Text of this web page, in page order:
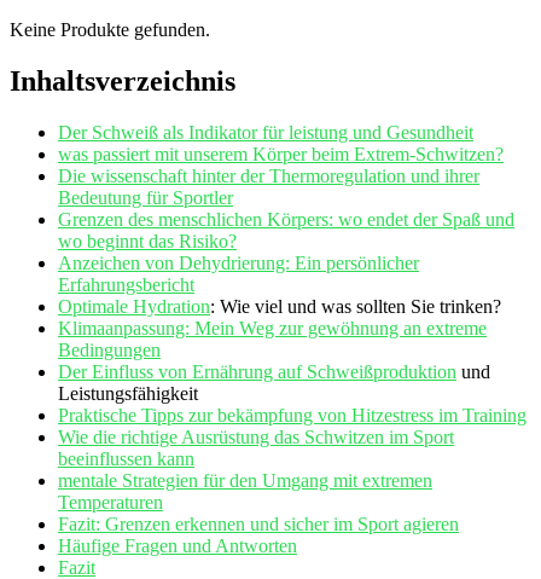
Keine Produkte gefunden.
Inhaltsverzeichnis
Der Schweiß als Indikator für leistung und Gesundheit
was passiert mit unserem Körper beim Extrem-Schwitzen?
Die wissenschaft hinter der Thermoregulation und ihrer
Bedeutung für Sportler
Grenzen des menschlichen Körpers: ‌wo endet der Spaß und
wo beginnt das Risiko?
Anzeichen von ‌Dehydrierung: Ein ​persönlicher
‌Erfahrungsbericht
Optimale Hydration: Wie viel und⁢ was sollten​ Sie trinken?
Klimaanpassung: Mein Weg zur gewöhnung⁣ an extreme⁤
Bedingungen
Der Einfluss von Ernährung auf‌ Schweißproduktion und
Leistungsfähigkeit
Praktische Tipps zur bekämpfung von Hitzestress im Training
Wie die richtige Ausrüstung das Schwitzen ⁣im Sport
beeinflussen ⁣kann
mentale Strategien für ‍den Umgang mit⁢ extremen
Temperaturen
Fazit: Grenzen erkennen ⁢und ⁢sicher ​im ⁤Sport agieren
Häufige Fragen ⁣und Antworten
Fazit